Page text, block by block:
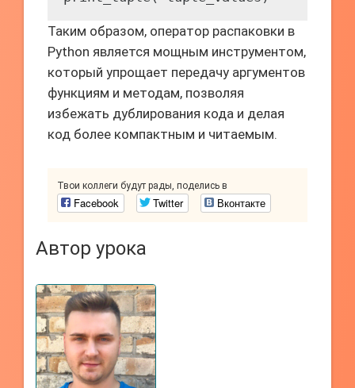
Таким образом, оператор распаковки в
Python является мощным инструментом,
который упрощает передачу аргументов
функциям и методам, позволяя
избежать дублирования кода и делая
код более компактным и читаемым.
Твои коллеги будут рады, поделись в
Facebook Twitter Вконтакте
Автор урока